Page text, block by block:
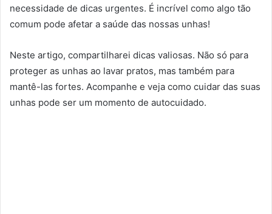
necessidade de dicas urgentes. É incrível como algo tão
comum pode afetar a saúde das nossas unhas!
Neste artigo, compartilharei dicas valiosas. Não só para
proteger as unhas ao lavar pratos, mas também para
mantê-las fortes. Acompanhe e veja como cuidar das suas
unhas pode ser um momento de autocuidado.